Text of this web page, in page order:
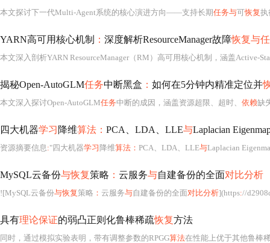
本文探讨下一代Multi-Agent系统的核心演进方向——支持长期任务与可恢复执
YARN高可用核心机制 ： 深度解析ResourceManager故障恢复与
揭秘Open-AutoGLM任务中断黑盒 ： 如何在5分钟内精准定位并
本文深入探讨Open-AutoGLM任务中断的成因，涵盖资源超限、超时、 依赖缺
四大机器学习 降维算法： PCA、LDA、LLE与Laplacian
资源摘要信息:"四大机器学习 降维算法： PCA、LDA、LLE与Laplacian Eigenmaps的解析及其应
MySQL云备份与恢复策略 ： 云服务与自建备份的全面对比分析
![MySQL云备份与恢复策略 ： 云服务与自建备份的全面对比分析](https://
具有理论保证的弱凸正则化鲁棒稀疏恢复方法
同时，通过模拟实验表明，带有调整参数的RPGG算法在性能上优于其他鲁棒